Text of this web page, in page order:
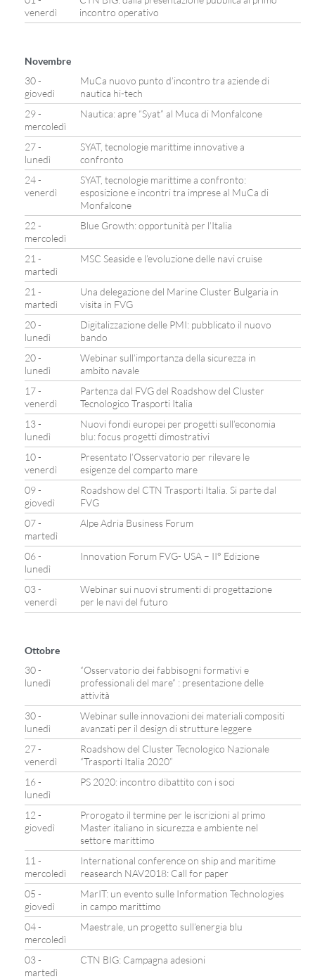
venerdì
incontro operativo
Novembre
30 -
giovedì
MuCa nuovo punto d’incontro tra aziende di
nautica hi-tech
29 -
mercoledì
Nautica: apre “Syat” al Muca di Monfalcone
27 -
lunedì
SYAT, tecnologie marittime innovative a
confronto
24 -
venerdì
SYAT, tecnologie marittime a confronto:
esposizione e incontri tra imprese al MuCa di
Monfalcone
22 -
mercoledì
Blue Growth: opportunità per l’Italia
21 -
martedì
MSC Seaside e l’evoluzione delle navi cruise
21 -
martedì
Una delegazione del Marine Cluster Bulgaria in
visita in FVG
20 -
lunedì
Digitalizzazione delle PMI: pubblicato il nuovo
bando
20 -
lunedì
Webinar sull’importanza della sicurezza in
ambito navale
17 -
venerdì
Partenza dal FVG del Roadshow del Cluster
Tecnologico Trasporti Italia
13 -
lunedì
Nuovi fondi europei per progetti sull’economia
blu: focus progetti dimostrativi
10 -
venerdì
Presentato l’Osservatorio per rilevare le
esigenze del comparto mare
09 -
giovedì
Roadshow del CTN Trasporti Italia. Si parte dal
FVG
07 -
martedì
Alpe Adria Business Forum
06 -
lunedì
Innovation Forum FVG- USA – II° Edizione
03 -
venerdì
Webinar sui nuovi strumenti di progettazione
per le navi del futuro
Ottobre
30 -
lunedì
“Osservatorio dei fabbisogni formativi e
professionali del mare” : presentazione delle
attività
30 -
lunedì
Webinar sulle innovazioni dei materiali compositi
avanzati per il design di strutture leggere
27 -
venerdì
Roadshow del Cluster Tecnologico Nazionale
“Trasporti Italia 2020”
16 -
lunedì
PS 2020: incontro dibattito con i soci
12 -
giovedì
Prorogato il termine per le iscrizioni al primo
Master italiano in sicurezza e ambiente nel
settore marittimo
11 -
mercoledì
International conference on ship and maritime
reasearch NAV2018: Call for paper
05 -
giovedì
MarIT: un evento sulle Information Technologies
in campo marittimo
04 -
mercoledì
Maestrale, un progetto sull’energia blu
03 -
martedì
CTN BIG: Campagna adesioni